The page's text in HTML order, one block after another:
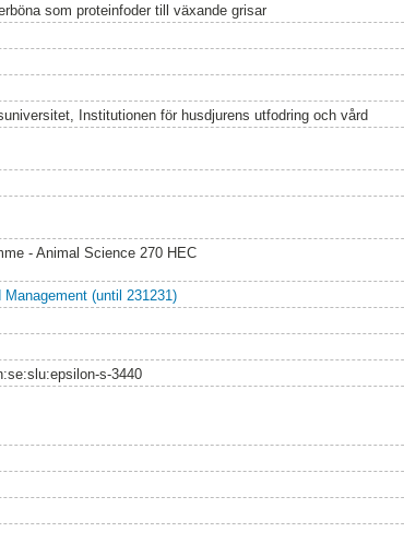
som proteinfoder till växande grisar
Institutionen för husdjurens utfodring och vård
- Animal Science 270 HEC
(until 231231)
s-3440